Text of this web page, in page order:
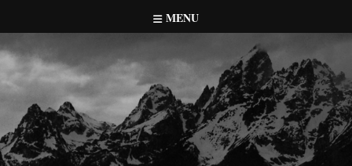
to
content
MENU